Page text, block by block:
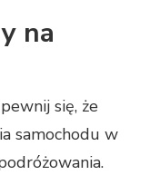
na
się, że
samochodu w